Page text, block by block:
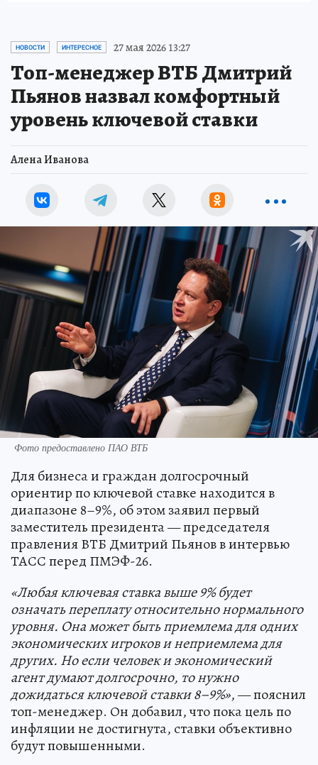
НОВОСТИ ИНТЕРЕСНОЕ 27 мая 2026 13:27
Топ-менеджер ВТБ Дмитрий
Пьянов назвал комфортный
уровень ключевой ставки
Алена Иванова
Фото предоставлено ПАО ВТБ
Для бизнеса и граждан долгосрочный
ориентир по ключевой ставке находится в
диапазоне 8–9%, об этом заявил первый
заместитель президента — председателя
правления ВТБ Дмитрий Пьянов в интервью
ТАСС перед ПМЭФ-26.
«Любая ключевая ставка выше 9% будет
означать переплату относительно нормального
уровня. Она может быть приемлема для одних
экономических игроков и неприемлема для
других. Но если человек и экономический
агент думают долгосрочно, то нужно
дожидаться ключевой ставки 8–9%», — пояснил
топ-менеджер. Он добавил, что пока цель по
инфляции не достигнута, ставки объективно
будут повышенными.